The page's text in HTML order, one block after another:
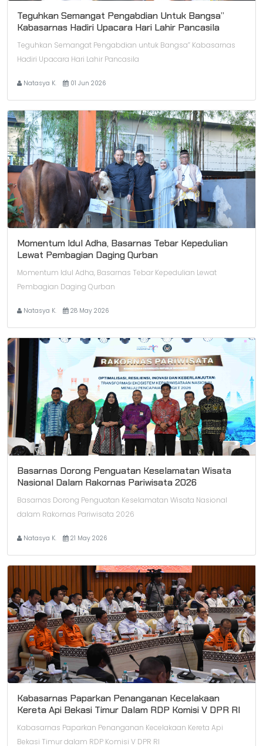
Teguhkan Semangat Pengabdian Untuk Bangsa”
Kabasarnas Hadiri Upacara Hari Lahir Pancasila
Teguhkan Semangat Pengabdian untuk Bangsa” Kabasarnas
Hadiri Upacara Hari Lahir Pancasila
Natasya K. 01 Jun 2026
Momentum Idul Adha, Basarnas Tebar Kepedulian
Lewat Pembagian Daging Qurban
Momentum Idul Adha, Basarnas Tebar Kepedulian Lewat
Pembagian Daging Qurban
Natasya K. 28 May 2026
Basarnas Dorong Penguatan Keselamatan Wisata
Nasional Dalam Rakornas Pariwisata 2026
Basarnas Dorong Penguatan Keselamatan Wisata Nasional
dalam Rakornas Pariwisata 2026
Natasya K. 21 May 2026
Kabasarnas Paparkan Penanganan Kecelakaan
Kereta Api Bekasi Timur Dalam RDP Komisi V DPR RI
Kabasarnas Paparkan Penanganan Kecelakaan Kereta Api
Bekasi Timur dalam RDP Komisi V DPR RI